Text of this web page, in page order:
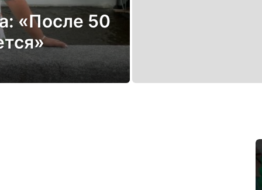
«После 50